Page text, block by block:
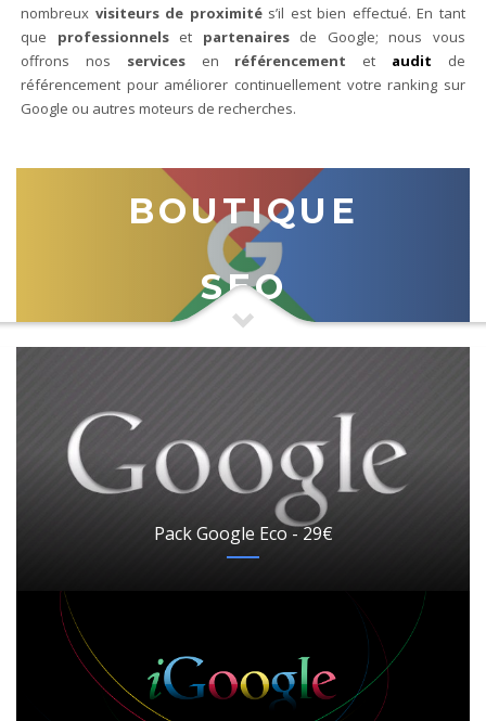
nombreux visiteurs de proximités’il est bien effectué. En tant
que professionnels et partenaires de Google; nous vous
offrons nos services en référencement et audit de
référencement pour améliorer continuellement votre ranking sur
Google ou autres moteurs de recherches.
BOUTIQUE
SEO
Pack Google Eco - 29€